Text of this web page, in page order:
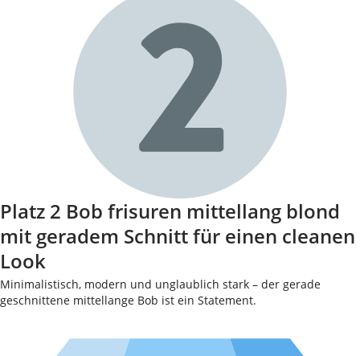
Platz 2 Bob frisuren mittellang blond
mit geradem Schnitt für einen cleanen
Look
Minimalistisch, modern und unglaublich stark – der gerade
geschnittene mittellange Bob ist ein Statement.